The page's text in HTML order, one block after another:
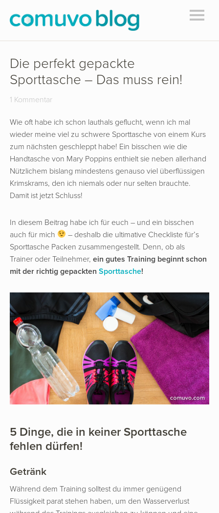
Die perfekt gepackte
Sporttasche – Das muss rein!
1 Kommentar
Wie oft habe ich schon lauthals geflucht, wenn ich mal
wieder meine viel zu schwere Sporttasche von einem Kurs
zum nächsten geschleppt habe! Ein bisschen wie die
Handtasche von Mary Poppins enthielt sie neben allerhand
Nützlichem bislang mindestens genauso viel überflüssigen
Krimskrams, den ich niemals oder nur selten brauchte.
Damit ist jetzt Schluss!
In diesem Beitrag habe ich für euch – und ein bisschen
auch für mich
– deshalb die ultimative Checkliste für’s
Sporttasche Packen zusammengestellt. Denn, ob als
Trainer oder Teilnehmer, ein gutes Training beginnt schon
mit der richtig gepackten Sporttasche!
5 Dinge, die in keiner Sporttasche
fehlen dürfen!
Getränk
Während dem Training solltest du immer genügend
Flüssigkeit parat stehen haben, um den Wasserverlust